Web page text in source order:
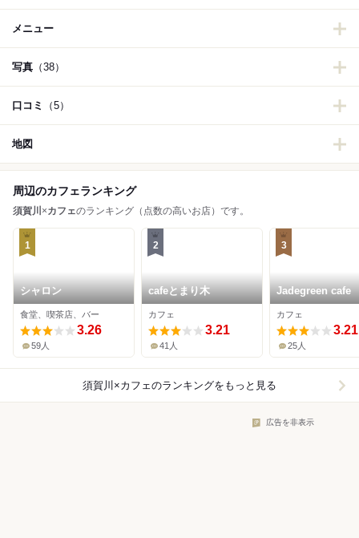
メニュー
写真 （38）
口コミ （5）
地図
周辺のカフェランキング
須賀川 ×カフェのランキング（点数の高いお店）です。
1
シャロン
食堂、喫茶店、バー
3.26
59人
2
cafeとまり木
カフェ
3.21
41人
3
Jadegreen cafe
カフェ
3.21
25人
須賀川×カフェのランキングをもっと見る
広告を非表示